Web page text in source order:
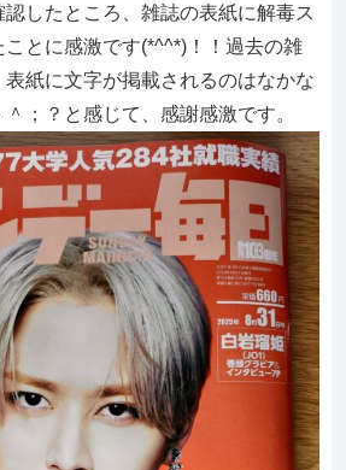
したところ、雑誌の表紙に解毒ス
とに感激です(*^^*)！！過去の雑
紙に文字が掲載されるのはなかな
；？と感じて、感謝感激です。